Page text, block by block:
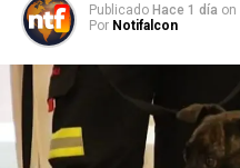
Publicado Hace 1 día on
Por Notifalcon